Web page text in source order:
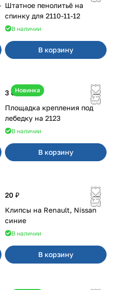
Штатное пенолитьё на
спинку для 2110-11-12
В наличии
В корзину
Новинка
3 600 ₽
Площадка крепления под
лебедку на 2123
В наличии
В корзину
20 ₽
Клипсы на Renault, Nissan
синие
В наличии
В корзину